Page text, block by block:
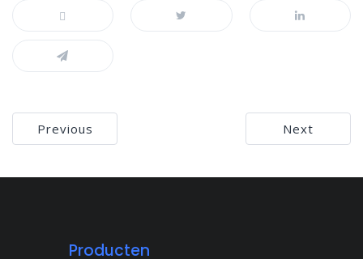
Bericht
navigatie
Previous Next
Producten